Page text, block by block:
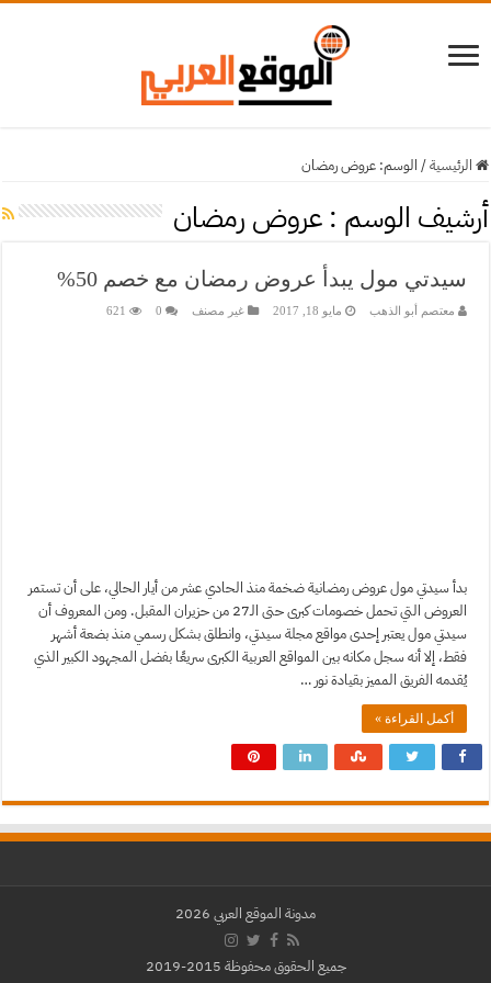
الرئيسية/ الوسم: عروض رمضان
أرشيف الوسم : عروض رمضان
سيدتي مول يبدأ عروض رمضان مع خصم 50%
معتصم أبو الذهب مايو 18, 2017 غير مصنف 0
621
بدأ سيدتي مول عروض رمضانية ضخمة منذ الحادي عشر من أيار الحالي، على أن تستمر
العروض التي تحمل خصومات كبرى حتى الـ27 من حزيران المقبل. ومن المعروف أن
سيدتي مول يعتبر إحدى مواقع مجلة سيدتي، وانطلق بشكل رسمي منذ بضعة أشهر
فقط، إلا أنه سجل مكانه بين المواقع العربية الكبرى سريعًا بفضل المجهود الكبير الذي
يُقدمه الفريق المميز بقيادة نور …
أكمل القراءة »
مدونة الموقع العربي 2026
جميع الحقوق محفوظة 2015-2019